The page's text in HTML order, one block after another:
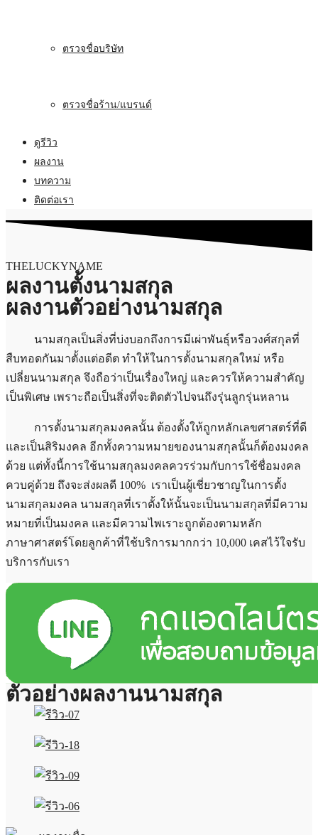
ตรวจชื่อบริษัท
ตรวจชื่อร้าน/แบรนด์
ดูรีวิว
ผลงาน
บทความ
ติดต่อเรา
THELUCKYNAME
ผลงานตั้งนามสกุล
ผลงานตัวอย่างนามสกุล
นามสกุลเป็นสิ่งที่บ่งบอกถึงการมีเผ่าพันธุ์หรือวงศ์สกุลที่
สืบทอดกันมาตั้งแต่อดีต ทำให้ในการตั้งนามสกุลใหม่ หรือ
เปลี่ยนนามสกุล จึงถือว่าเป็นเรื่องใหญ่ และควรให้ความสำคัญ
เป็นพิเศษ เพราะถือเป็นสิ่งที่จะติดตัวไปจนถึงรุ่นลูกรุ่นหลาน
การตั้งนามสกุลมงคลนั้น ต้องตั้งให้ถูกหลักเลขศาสตร์ที่ดี
และเป็นสิริมงคล อีกทั้งความหมายของนามสกุลนั้นก็ต้องมงคล
ด้วย แต่ทั้งนี้การใช้นามสกุลมงคลควรร่วมกับการใช้ชื่อมงคล
ควบคู่ด้วย ถึงจะส่งผลดี 100% เราเป็นผู้เชี่ยวชาญในการตั้ง
นามสกุลมงคล นามสกุลที่เราตั้งให้นั้นจะเป็นนามสกุลที่มีความ
หมายที่เป็นมงคล และมีความไพเราะถูกต้องตามหลัก
ภาษาศาสตร์โดยลูกค้าที่ใช้บริการมากกว่า 10,000 เคสไว้ใจรับ
บริการกับเรา
ตัวอย่างผลงานนามสกุล